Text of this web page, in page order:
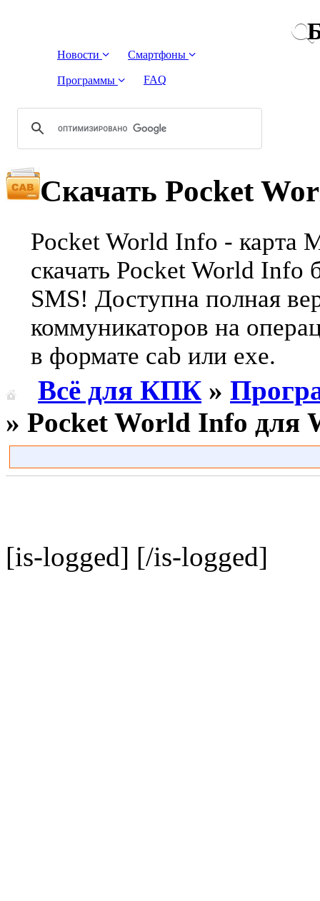
Новости Смартфоны
Программы FAQ
Скачать Pocket
Pocket World Info - карта
скачать Pocket World Info
SMS! Доступна полная
коммуникаторов на
в формате cab или exe.
Всё для КПК »
» Pocket World Info для
[is-logged] [/is-logged]